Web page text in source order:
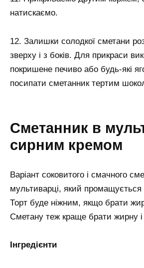
натискаємо.
12. Залишки солодкої сметани
зверху і з боків. Для прикраси
покришене печиво або будь-які
посипати сметанник тертим
Сметанник в
сирним кремом
Варіант соковитого і смачного
мультиварці, який
Торт буде ніжним, якщо брати
Сметану теж краще брати жирну і
Інгредієнти